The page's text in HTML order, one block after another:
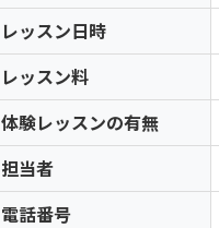
レッスン日時
レッスン料
体験レッスンの有無
担当者
電話番号